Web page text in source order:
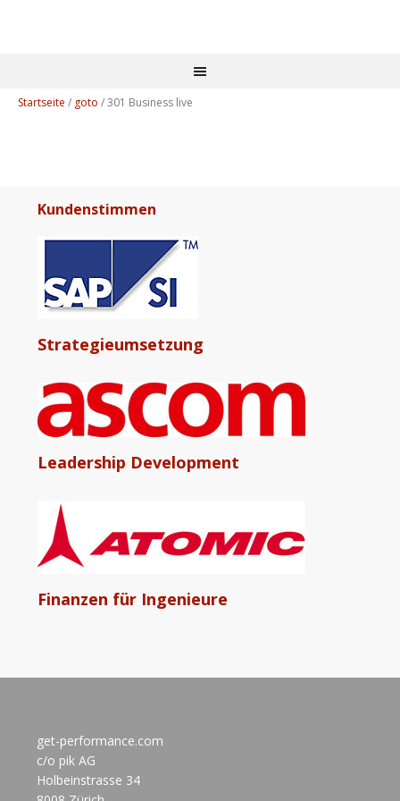
Startseite / goto /301 Business live
Kundenstimmen
Strategieumsetzung
Leadership Development
Finanzen für Ingenieure
get-performance.com
c/o pik AG
Holbeinstrasse 34